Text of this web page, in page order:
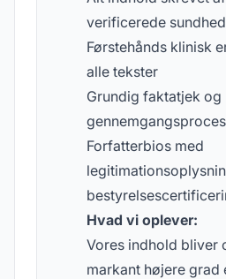
verificerede
Førstehånds klinisk
alle tekster
Grundig faktatjek og
gennemgangsproces
Forfatterbios med
Hvad vi oplever:
Vores indhold bliver
markant højere grad